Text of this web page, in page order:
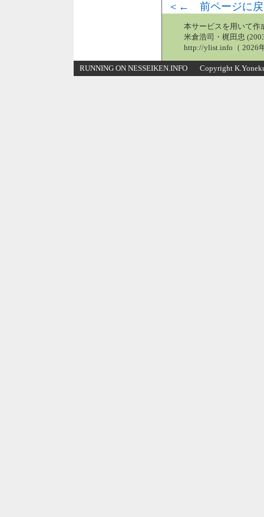
＜← 前ページに戻
本サービスを用いて作
米倉浩司・梶田忠
http://ylist.info（ 2026
RUNNING ON NESSEIKEN.INFO Copyright